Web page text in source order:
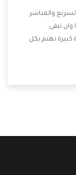
والمباشر
نبقى
نهتم بكل
تكون من أهم